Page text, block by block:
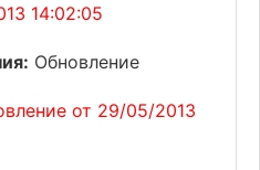
14:02:05
Обновление
от 29/05/2013